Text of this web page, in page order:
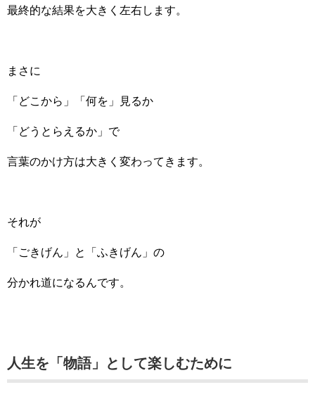
最終的な結果を大きく左右します。
まさに
「どこから」「何を」見るか
「どうとらえるか」で
言葉のかけ方は大きく変わってきます。
それが
「ごきげん」と「ふきげん」の
分かれ道になるんです。
人生を「物語」として楽しむために